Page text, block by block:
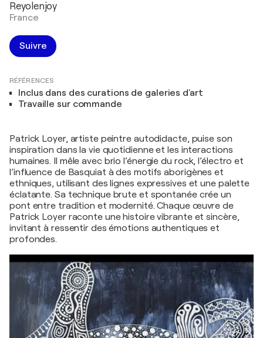
Reyolenjoy
France
Suivre
RÉFÉRENCES
Inclus dans des curations de galeries d'art
Travaille sur commande
Patrick Loyer, artiste peintre autodidacte, puise son
inspiration dans la vie quotidienne et les interactions
humaines. Il mêle avec brio l’énergie du rock, l’électro et
l’influence de Basquiat à des motifs aborigènes et
ethniques, utilisant des lignes expressives et une palette
éclatante. Sa technique brute et spontanée crée un
pont entre tradition et modernité. Chaque œuvre de
Patrick Loyer raconte une histoire vibrante et sincère,
invitant à ressentir des émotions authentiques et
profondes.